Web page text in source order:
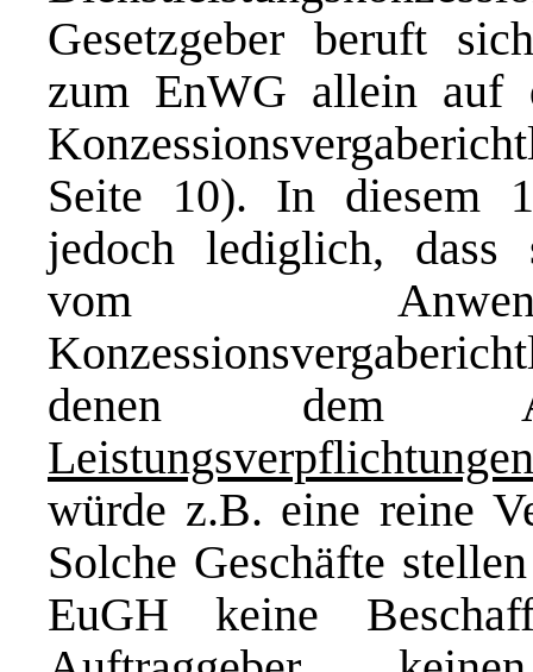
Gesetzgeber beruft
zum EnWG allein auf
Seite 10). In diesem
jedoch lediglich, dass
vom
denen dem
Leistungsverpflichtungen
würde z.B. eine reine
Solche Geschäfte
EuGH keine